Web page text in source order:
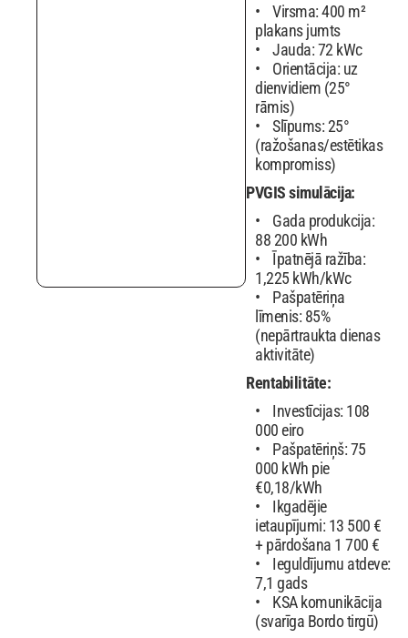
Virsma: 400 m²
plakans jumts
Jauda: 72 kWc
Orientācija: uz
dienvidiem (25°
rāmis)
Slīpums: 25°
(ražošanas/estētikas
kompromiss)
PVGIS simulācija:
Gada produkcija:
88 200 kWh
Īpatnējā ražība:
1,225 kWh/kWc
Pašpatēriņa
līmenis: 85%
(nepārtraukta dienas
aktivitāte)
Rentabilitāte:
Investīcijas: 108
000 eiro
Pašpatēriņš: 75
000 kWh pie
€0,18/kWh
Ikgadējie
ietaupījumi: 13 500 €
+ pārdošana 1 700 €
Ieguldījumu atdeve:
7,1 gads
KSA komunikācija
(svarīga Bordo tirgū)